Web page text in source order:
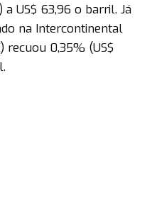
US$ 63,96 o barril. Já
na Intercontinental
recuou 0,35% (US$